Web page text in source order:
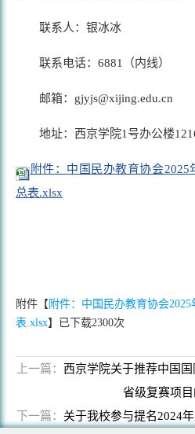
联系人：银冰冰
联系电话：6881（内线）
邮箱：gjyjs@xijing.edu.cn
地址：西京学院1号办公楼
附件：中国民办教育协会
总表.xlsx
附件【 附件：中国民办教育协会
表.xlsx】已下载2300次
上一篇： 西京学院关于推荐中国国
省级复赛项
下一篇： 关于我校参与提名2024